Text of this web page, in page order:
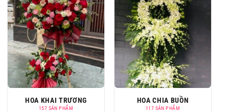
HOA KHAI TRƯƠNG
157 SẢN PHẨM
HOA CHIA BUỒN
117 SẢN PHẨM